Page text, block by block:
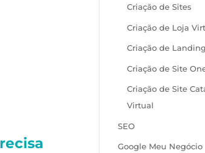
Criação de Sites
Criação de Loja
Criação de
Criação de Site
Criação de Site
Virtual
SEO
Google Meu Negócio